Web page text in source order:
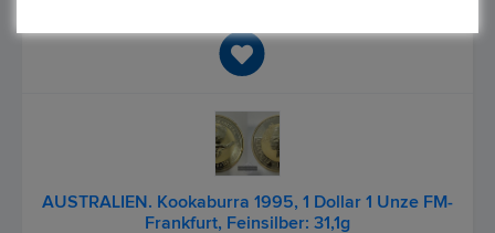
AUSTRALIEN. Kookaburra 1995, 1 Dollar 1 Unze FM-
Frankfurt, Feinsilber: 31,1g